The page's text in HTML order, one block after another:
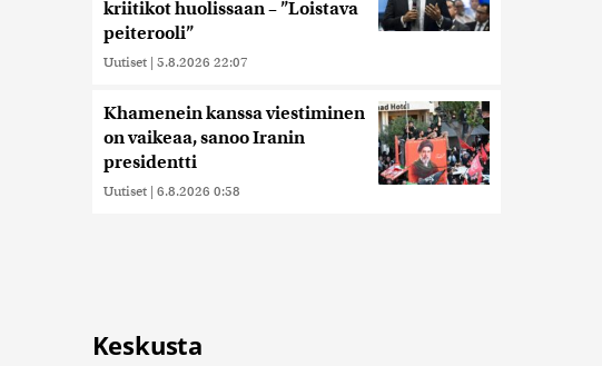
kriitikot huolissaan – ”Loistava
peiterooli”
Uutiset | 5.8.2026 22:07
Khamenein kanssa viestiminen
on vaikeaa, sanoo Iranin
presidentti
Uutiset | 6.8.2026 0:58
Keskusta